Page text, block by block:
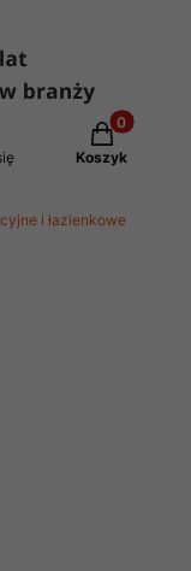
Produkty
Koszyk
i łazienkowe